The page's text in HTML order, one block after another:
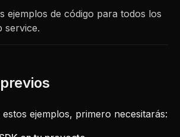
ejemplos de código para todos los
service.
ejemplos, primero necesitarás: